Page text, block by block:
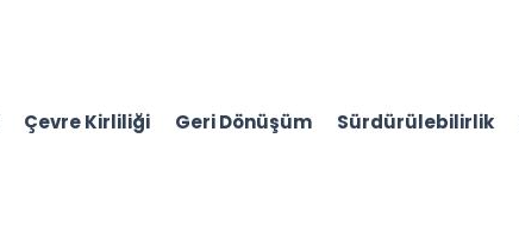
Çevre Kirliliği Geri Dönüşüm Sürdürülebilirlik